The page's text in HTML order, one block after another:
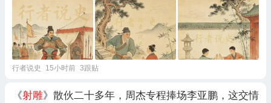
行者说史 15小时前 3跟贴
《射雕》散伙二十多年，周杰专程捧场李亚鹏，这交情